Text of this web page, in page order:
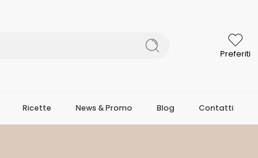
Preferiti
Ricette News & Promo Blog Contatti